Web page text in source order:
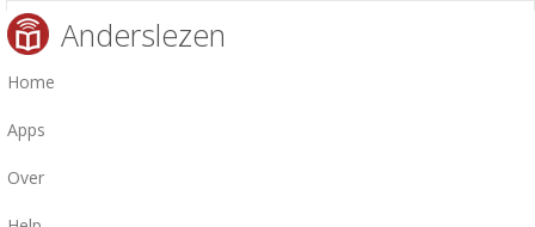
Anderslezen
Home
Apps
Over